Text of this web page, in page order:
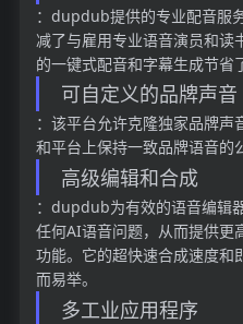
：dupdub提供的专业配音服
减了与雇用专业语音演员和读
的一键式配音和字幕生成节省
可自定义的品牌声音
：该平台允许克隆独家品牌
和平台上保持一致品牌语音的
高级编辑和合成
：dupdub为有效的语音编辑
任何AI语音问题，从而提供更
功能。它的超快速合成速度和
而易举。
多工业应用程序